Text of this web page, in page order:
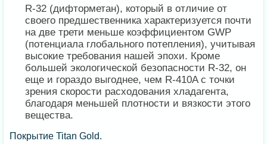
R-32 (дифторметан), который в отличие от
своего предшественника характеризуется почти
на две трети меньше коэффициентом GWP
(потенциала глобального потепления), учитывая
высокие требования нашей эпохи. Кроме
большей экологической безопасности R-32, он
еще и гораздо выгоднее, чем R-410A с точки
зрения скорости расходования хладагента,
благодаря меньшей плотности и вязкости этого
вещества.
Покрытие Titan Gold.